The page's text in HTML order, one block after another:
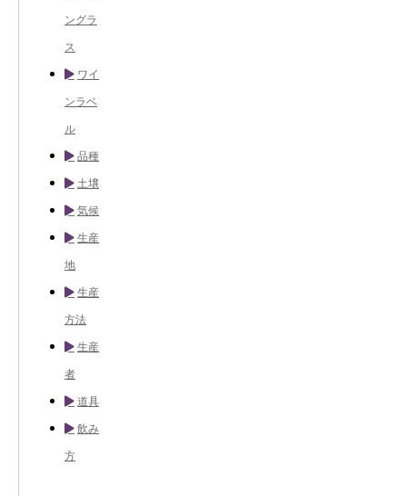
ングラ
ス
ワイ
ンラベ
ル
品種
土壌
気候
生産
地
生産
方法
生産
者
道具
飲み
方